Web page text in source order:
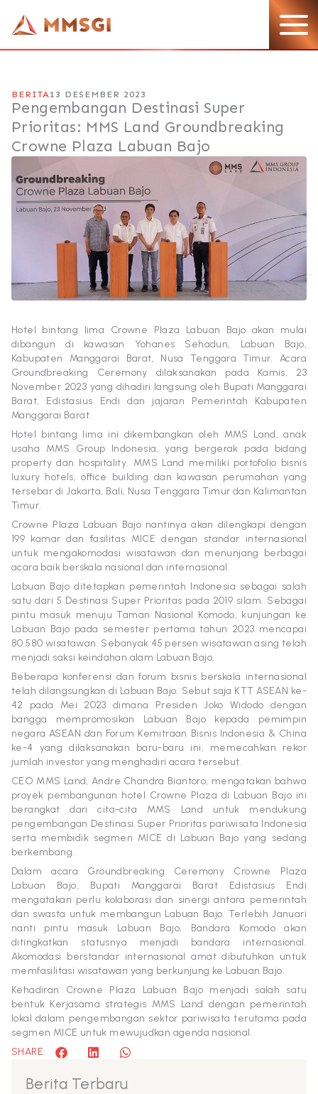
konten
BERITA13 DESEMBER 2023
Pengembangan Destinasi Super
Prioritas: MMS Land Groundbreaking
Crowne Plaza Labuan Bajo
Hotel bintang lima Crowne Plaza Labuan Bajo akan mulai
dibangun di kawasan Yohanes Sehadun, Labuan Bajo,
Kabupaten Manggarai Barat, Nusa Tenggara Timur. Acara
Groundbreaking Ceremony dilaksanakan pada Kamis, 23
November 2023 yang dihadiri langsung oleh Bupati Manggarai
Barat, Edistasius Endi dan jajaran Pemerintah Kabupaten
Manggarai Barat.
Hotel bintang lima ini dikembangkan oleh MMS Land, anak
usaha MMS Group Indonesia, yang bergerak pada bidang
property dan hospitality. MMS Land memiliki portofolio bisnis
luxury hotels, office building dan kawasan perumahan yang
tersebar di Jakarta, Bali, Nusa Tenggara Timur dan Kalimantan
Timur.
Crowne Plaza Labuan Bajo nantinya akan dilengkapi dengan
199 kamar dan fasilitas MICE dengan standar internasional
untuk mengakomodasi wisatawan dan menunjang berbagai
acara baik berskala nasional dan internasional.
Labuan Bajo ditetapkan pemerintah Indonesia sebagai salah
satu dari 5 Destinasi Super Prioritas pada 2019 silam. Sebagai
pintu masuk menuju Taman Nasional Komodo, kunjungan ke
Labuan Bajo pada semester pertama tahun 2023 mencapai
80.580 wisatawan. Sebanyak 45 persen wisatawan asing telah
menjadi saksi keindahan alam Labuan Bajo.
Beberapa konferensi dan forum bisnis berskala internasional
telah dilangsungkan di Labuan Bajo. Sebut saja KTT ASEAN ke-
42 pada Mei 2023 dimana Presiden Joko Widodo dengan
bangga mempromosikan Labuan Bajo kepada pemimpin
negara ASEAN dan Forum Kemitraan Bisnis Indonesia & China
ke-4 yang dilaksanakan baru-baru ini, memecahkan rekor
jumlah investor yang menghadiri acara tersebut.
CEO MMS Land, Andre Chandra Biantoro, mengatakan bahwa
proyek pembangunan hotel Crowne Plaza di Labuan Bajo ini
berangkat dari cita-cita MMS Land untuk mendukung
pengembangan Destinasi Super Prioritas pariwisata Indonesia
serta membidik segmen MICE di Labuan Bajo yang sedang
berkembang.
Dalam acara Groundbreaking Ceremony Crowne Plaza
Labuan Bajo, Bupati Manggarai Barat Edistasius Endi
mengatakan perlu kolaborasi dan sinergi antara pemerintah
dan swasta untuk membangun Labuan Bajo. Terlebih Januari
nanti pintu masuk Labuan Bajo, Bandara Komodo akan
ditingkatkan statusnya menjadi bandara internasional.
Akomodasi berstandar internasional amat dibutuhkan untuk
memfasilitasi wisatawan yang berkunjung ke Labuan Bajo.
Kehadiran Crowne Plaza Labuan Bajo menjadi salah satu
bentuk Kerjasama strategis MMS Land dengan pemerintah
lokal dalam pengembangan sektor pariwisata terutama pada
segmen MICE untuk mewujudkan agenda nasional.
SHARE:
Berita Terbaru